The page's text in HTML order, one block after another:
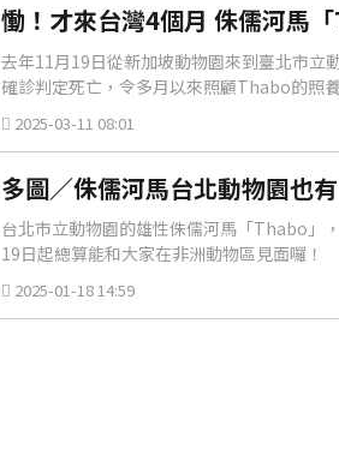
慟！才來台灣4個月 侏儒河馬
去年11月19日從新加坡動物園來到臺北市
確診判定死亡，令多月以來照顧Thabo的照
2025-03-11 08:01
多圖／侏儒河馬台北動物園也
台北市立動物園的雄性侏儒河馬「Thabo」
19日起總算能和大家在非洲動物區見面囉！
2025-01-18 14:59